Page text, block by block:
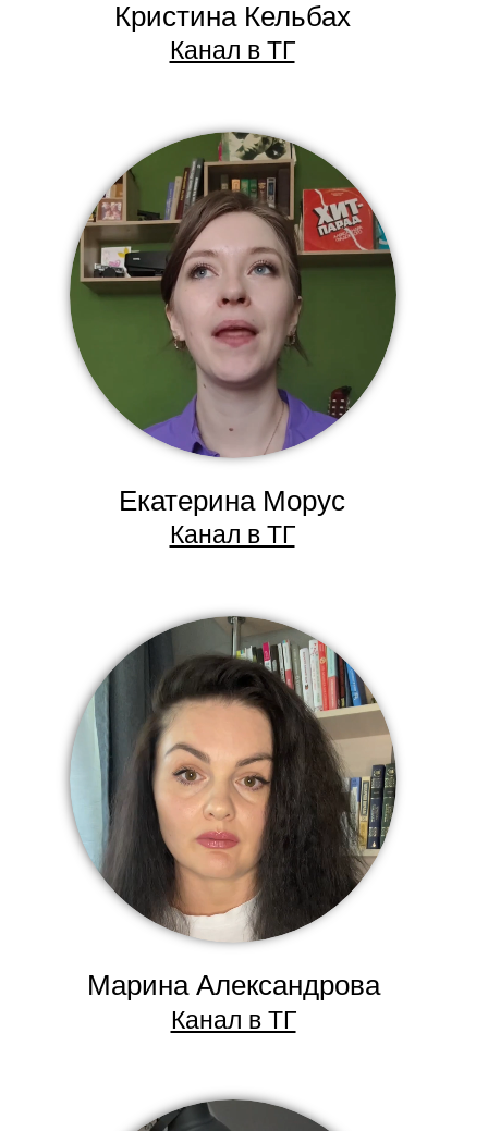
Кристина Кельбах
Екатерина Морус
Марина Александрова
Канал в ТГ
Канал в ТГ
Канал в ТГ